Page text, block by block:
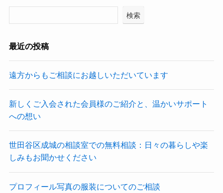
検索
最近の投稿
遠方からもご相談にお越しいただいています
新しくご入会された会員様のご紹介と、温かいサポート
への想い
世田谷区成城の相談室での無料相談：日々の暮らしや楽
しみもお聞かせください
プロフィール写真の服装についてのご相談